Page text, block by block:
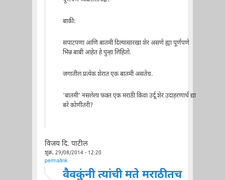
बाकी:
सपाटपणा आणि बातमी दिल्यासारखा शेर असणे ह्या पूर्णपणे
भिन्न बाबी आहेत हे पुन्हा लिहितो.
जगातील प्रत्येक शेरात एक बातमी असतेच.
'बातमी' नसलेला फक्त एक मराठी किंवा उर्दू शेर उदाहरणार्थ द्या
बरे कोणीतरी?
विजय दि. पाटील
शुक्र, 29/08/2014 - 12:20
permalink
वैवकुंनी त्यांची मते मराठीतच